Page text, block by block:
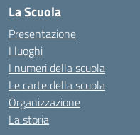
La Scuola
Presentazione
I luoghi
I numeri della scuola
Le carte della scuola
Organizzazione
La storia